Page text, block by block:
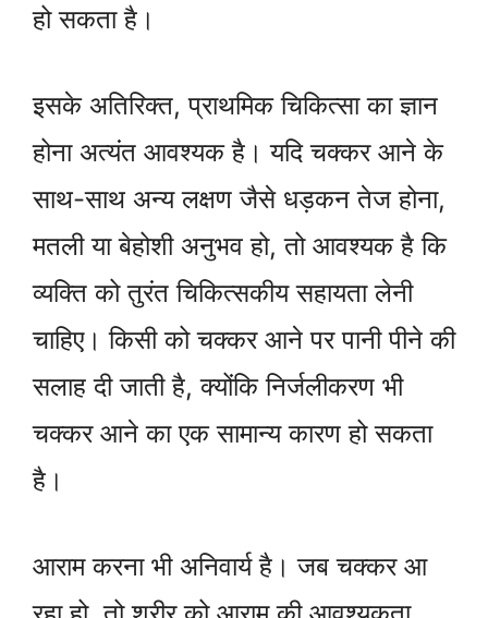
हो सकता है।
इसके अतिरिक्त, प्राथमिक चिकित्सा का ज्ञान
होना अत्यंत आवश्यक है। यदि चक्कर आने के
साथ-साथ अन्य लक्षण जैसे धड़कन तेज होना,
मतली या बेहोशी अनुभव हो, तो आवश्यक है कि
व्यक्ति को तुरंत चिकित्सकीय सहायता लेनी
चाहिए। किसी को चक्कर आने पर पानी पीने की
सलाह दी जाती है, क्योंकि निर्जलीकरण भी
चक्कर आने का एक सामान्य कारण हो सकता
है।
आराम करना भी अनिवार्य है। जब चक्कर आ